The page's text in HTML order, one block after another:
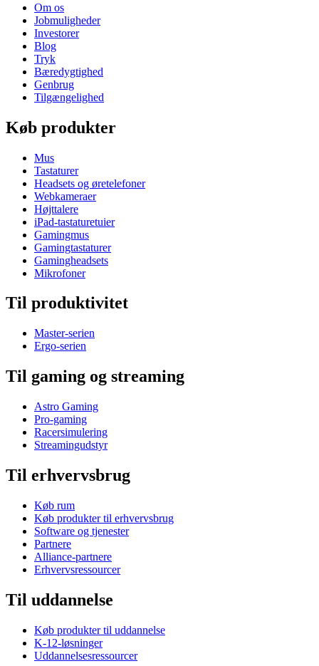
Om os
Jobmuligheder
Investorer
Blog
Tryk
Bæredygtighed
Genbrug
Tilgængelighed
Køb produkter
Mus
Tastaturer
Headsets og øretelefoner
Webkameraer
Højttalere
iPad-tastaturetuier
Gamingmus
Gamingtastaturer
Gamingheadsets
Mikrofoner
Til produktivitet
Master-serien
Ergo-serien
Til gaming og streaming
Astro Gaming
Pro-gaming
Racersimulering
Streamingudstyr
Til erhvervsbrug
Køb rum
Køb produkter til erhvervsbrug
Software og tjenester
Partnere
Alliance-partnere
Erhvervsressourcer
Til uddannelse
Køb produkter til uddannelse
K-12-løsninger
Uddannelsesressourcer